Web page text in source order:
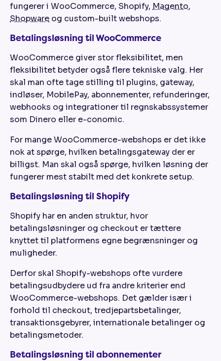
fungerer i WooCommerce, Shopify, Magento,
Shopware og custom-built webshops.
Betalingsløsning til WooCommerce
WooCommerce giver stor fleksibilitet, men
fleksibilitet betyder også flere tekniske valg. Her
skal man ofte tage stilling til plugins, gateway,
indløser, MobilePay, abonnementer, refunderinger,
webhooks og integrationer til regnskabssystemer
som Dinero eller e-conomic.
For mange WooCommerce-webshops er det ikke
nok at spørge, hvilken betalingsgateway der er
billigst. Man skal også spørge, hvilken løsning der
fungerer mest stabilt med det konkrete setup.
Betalingsløsning til Shopify
Shopify har en anden struktur, hvor
betalingsløsninger og checkout er tættere
knyttet til platformens egne begrænsninger og
muligheder.
Derfor skal Shopify-webshops ofte vurdere
betalingsudbydere ud fra andre kriterier end
WooCommerce-webshops. Det gælder især i
forhold til checkout, tredjepartsbetalinger,
transaktionsgebyrer, internationale betalinger og
betalingsmetoder.
Betalingsløsning til abonnementer